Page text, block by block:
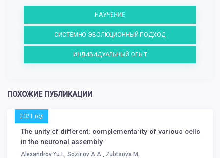
НАУЧЕНИЕ
СИСТЕМНО-ЭВОЛЮЦИОННЫЙ ПОДХОД
ИНДИВИДУАЛЬНЫЙ ОПЫТ
ПОХОЖИЕ ПУБЛИКАЦИИ
2021 год
The unity of different: complementarity of various cells
in the neuronal assembly
Alexandrov Yu.I., Sozinov A.A., Zubtsova M.